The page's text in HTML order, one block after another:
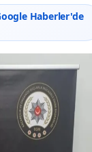
Haberler'de